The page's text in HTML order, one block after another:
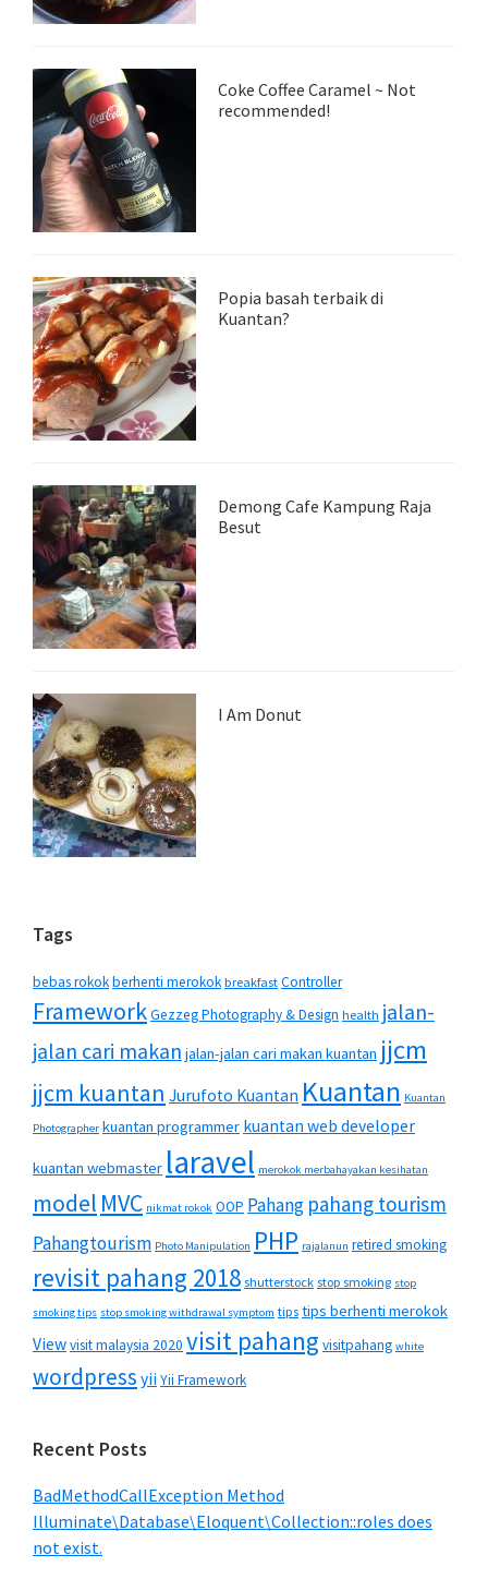
Coke Coffee Caramel ~ Not
recommended!
Popia basah terbaik di
Kuantan?
Demong Cafe Kampung Raja
Besut
I Am Donut
Tags
bebas rokokberhenti merokok breakfast Controller
FrameworkGezzeg Photography & Design health jalan-
jalan cari makan jalan-jalan cari makan kuantan jjcm
jjcm kuantan Jurufoto Kuantan Kuantan Kuantan
Photographer kuantan programmer kuantan web developer
kuantan webmaster laravel merokok merbahayakan kesihatan
model MVC nikmat rokok OOP Pahang pahang tourism
Pahangtourism Photo Manipulation PHP rajalanun retired smoking
revisit pahang 2018 shutterstock stop smoking stop
smoking tips stop smoking withdrawal symptom tips tips berhenti merokok
Viewvisit malaysia 2020 visit pahang visitpahang white
wordpress yii Yii Framework
Recent Posts
BadMethodCallException Method
Illuminate\Database\Eloquent\Collection::roles does
not exist.